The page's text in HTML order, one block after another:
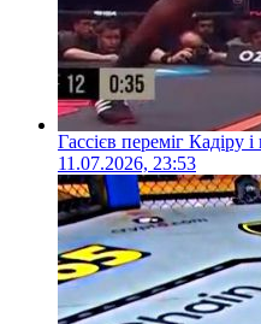
Гассієв переміг Кадіру
11.07.2026, 23:53